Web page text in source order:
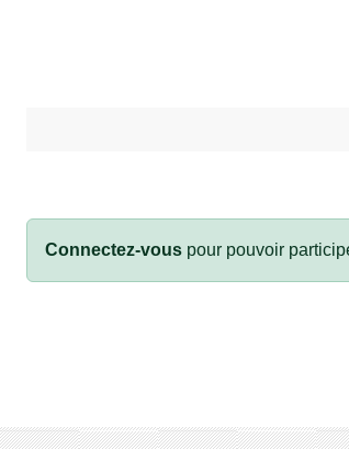
Connectez-vous pour pouvoir